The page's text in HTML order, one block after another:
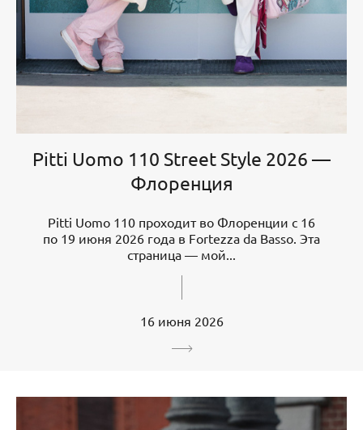
Pitti Uomo 110 Street Style 2026 —
Флоренция
Pitti Uomo 110 проходит во Флоренции с 16
по 19 июня 2026 года в Fortezza da Basso. Эта
страница — мой...
16 июня 2026